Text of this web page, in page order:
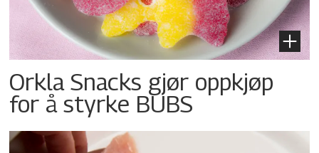
Orkla Snacks gjør oppkjøp
for å styrke BUBS